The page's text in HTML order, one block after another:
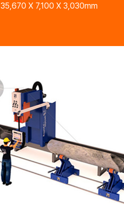
35,670 X 7,100 X 3,030mm